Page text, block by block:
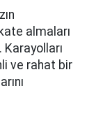
almaları
ve rahat bir